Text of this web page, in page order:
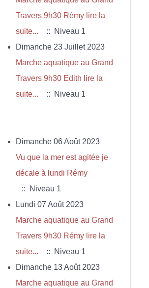
Travers 9h30 Rémy lire la
suite...
:: Niveau 1
Dimanche 23 Juillet 2023
Marche aquatique au Grand
Travers 9h30 Edith lire la
suite...
:: Niveau 1
Dimanche 06 Août 2023
Vu que la mer est agitée je
décale à lundi Rémy
:: Niveau 1
Lundi 07 Août 2023
Marche aquatique au Grand
Travers 9h30 Rémy lire la
suite...
:: Niveau 1
Dimanche 13 Août 2023
Marche aquatique au Grand